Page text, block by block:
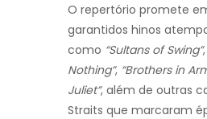
O repertório promete
garantidos hinos
como “Sultans of Swing”,
Nothing”, “Brothers in
Juliet”, além de outras
Straits que marcaram